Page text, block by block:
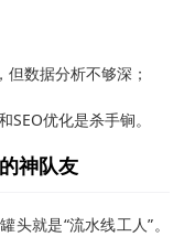
数据分析不够深；
优化是杀手锏。
神队友
头就是“流水线工人”。